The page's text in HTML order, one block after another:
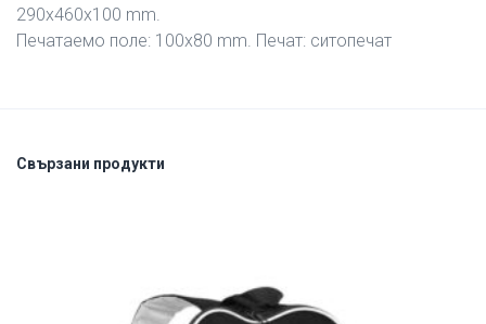
290х460х100 mm.
Печатаемо поле: 100х80 mm. Печат: ситопечат
Свързани продукти